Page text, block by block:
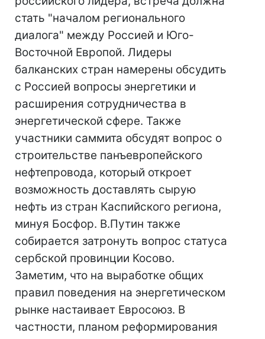
стать "началом регионального
диалога" между Россией и Юго-
Восточной Европой. Лидеры
балканских стран намерены обсудить
с Россией вопросы энергетики и
расширения сотрудничества в
энергетической сфере. Также
участники саммита обсудят вопрос о
строительстве панъевропейского
нефтепровода, который откроет
возможность доставлять сырую
нефть из стран Каспийского региона,
минуя Босфор. В.Путин также
собирается затронуть вопрос статуса
сербской провинции Косово.
Заметим, что на выработке общих
правил поведения на энергетическом
рынке настаивает Евросоюз. В
частности, планом реформирования